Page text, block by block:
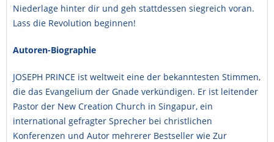
Niederlage hinter dir und geh stattdessen siegreich voran.
Lass die Revolution beginnen!
Autoren-Biographie
JOSEPH PRINCE ist weltweit eine der bekanntesten Stimmen,
die das Evangelium der Gnade verkündigen. Er ist leitender
Pastor der New Creation Church in Singapur, ein
international gefragter Sprecher bei christlichen
Konferenzen und Autor mehrerer Bestseller wie Zur